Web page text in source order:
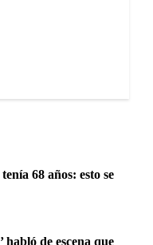
68 años: esto se
de escena que